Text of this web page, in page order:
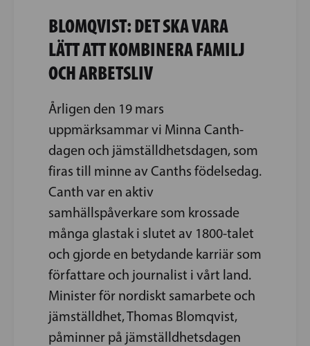
BLOMQVIST: DET SKA VARA
LÄTT ATT KOMBINERA FAMILJ
OCH ARBETSLIV
Årligen den 19 mars
uppmärksammar vi Minna Canth-
dagen och jämställdhetsdagen, som
firas till minne av Canths födelsedag.
Canth var en aktiv
samhällspåverkare som krossade
många glastak i slutet av 1800-talet
och gjorde en betydande karriär som
författare och journalist i vårt land.
Minister för nordiskt samarbete och
jämställdhet, Thomas Blomqvist,
påminner på jämställdhetsdagen